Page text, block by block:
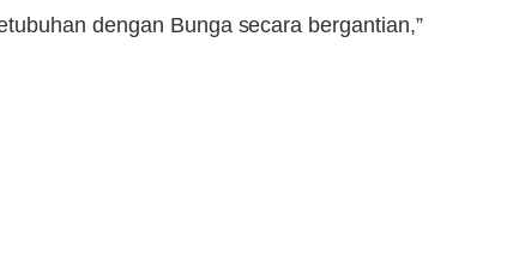
dengan Bunga secara bergantian,”